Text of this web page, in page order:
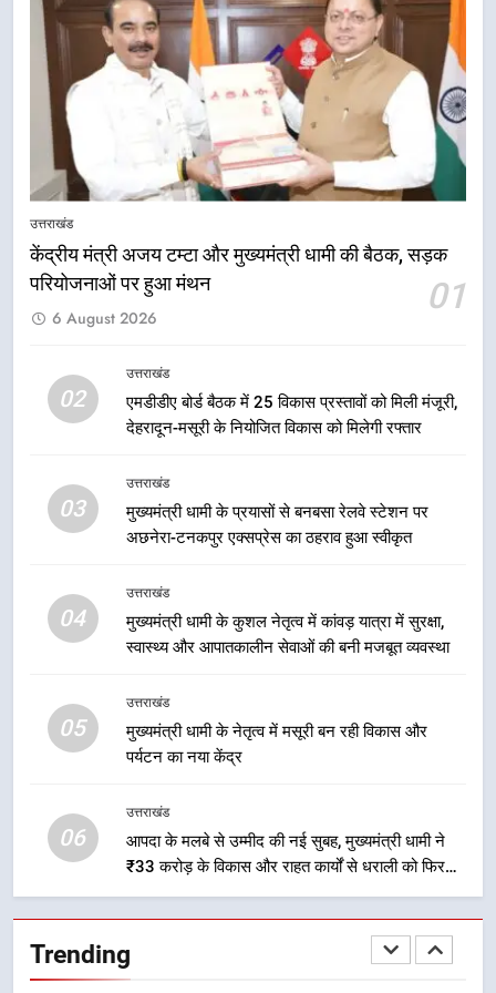
उत्तराखंड
केंद्रीय मंत्री अजय टम्टा और मुख्यमंत्री धामी की बैठक, सड़क
परियोजनाओं पर हुआ मंथन
01
6 August 2026
02
उत्तराखंड
एमडीडीए बोर्ड बैठक में 25 विकास प्रस्तावों को मिली मंजूरी,
देहरादून-मसूरी के नियोजित विकास को मिलेगी रफ्तार
03
उत्तराखंड
मुख्यमंत्री धामी के प्रयासों से बनबसा रेलवे स्टेशन पर
अछनेरा-टनकपुर एक्सप्रेस का ठहराव हुआ स्वीकृत
04
उत्तराखंड
मुख्यमंत्री धामी के कुशल नेतृत्व में कांवड़ यात्रा में सुरक्षा,
स्वास्थ्य और आपातकालीन सेवाओं की बनी मजबूत व्यवस्था
05
उत्तराखंड
मुख्यमंत्री धामी के नेतृत्व में मसूरी बन रही विकास और
पर्यटन का नया केंद्र
06
उत्तराखंड
आपदा के मलबे से उम्मीद की नई सुबह, मुख्यमंत्री धामी ने
₹33 करोड़ के विकास और राहत कार्यों से धराली को फिर
खड़ा कर बनाया भरोसे का प्रतीक
Trending
मंत्री गणेश जोशी ने किसानों से संवाद कर
उन्हें सरकार की विभिन्न कृषि एवं बागवानी
योजनाओं का अधिक से अधिक लाभ उठाने
का आह्वान किया
उत्तराखंड
खेल मंत्री रेखा आर्या ने देवभूमि से बुलंद
किया 2036 ओलंपिक मेजबानी का संकल्प
1
नियोजित विकास को मिलेगी रफ्तार
उत्तराखंड
मुख्यमंत्री धामी के प्रयासों से बनबसा रेलवे
स्टेशन पर अछनेरा-टनकपुर एक्सप्रेस का
4
मुख्यमंत्री धामी के कुशल नेतृत्व में कांवड़
विकास और पर्यटन का नया केंद्र